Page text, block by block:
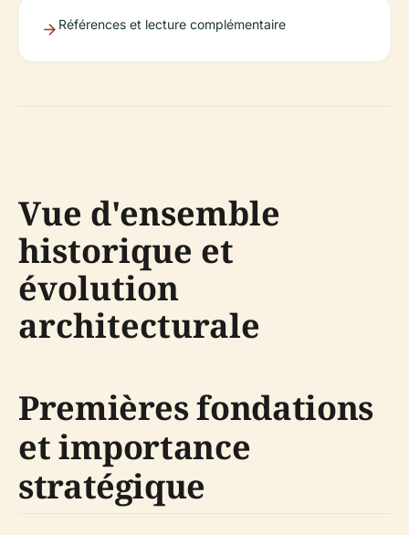
Références et lecture complémentaire
Vue d'ensemble
historique et
évolution
architecturale
Premières fondations
et importance
stratégique